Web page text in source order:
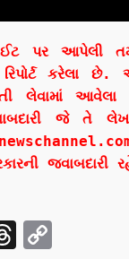
પર આપેલી
રિપોર્ટ કરેલા
લેવામાં
જે તે
જવાબદારી
Threads